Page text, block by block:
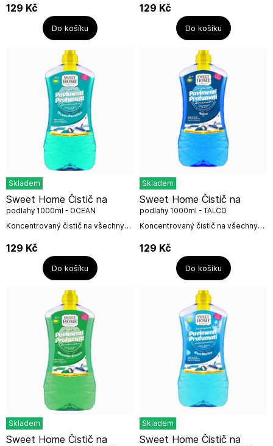
květinovou vůní Fiorito pro Vaši
provoněnou podlahu. Bez
oplachování,...
129 Kč
Do košíku
Home od italské firmy
Suarez.Určeno na všechny
povrchy, bezoplachový,...
129 Kč
Do košíku
Skladem
Koncentrovaný čistič na všechny
Ocean Paradise pro Vaši
provoněnou podlahu. Bez
oplachování, nezanechává...
Sweet Home Čistič na
podlahy 1000ml - OCEAN
PARADISE
129 Kč
Do košíku
Skladem
Koncentrovaný čistič na všechny
Talco pro Vaši provoněnou
podlahu. Bez oplachování,
nezanechává...
Sweet Home Čistič na
podlahy 1000ml - TALCO
129 Kč
Do košíku
Skladem
Sweet Home Čistič na
Skladem
Sweet Home Čistič na